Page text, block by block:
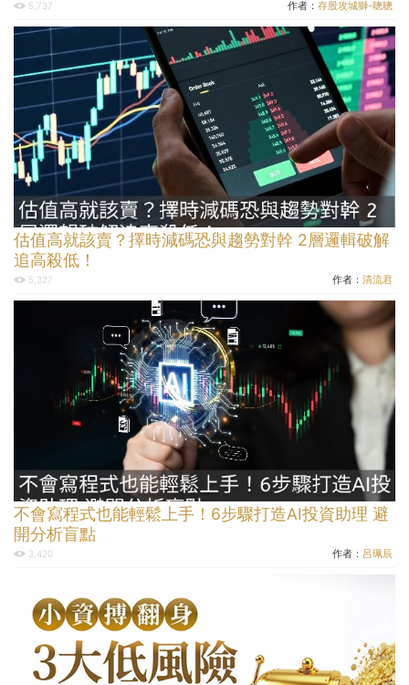
5,737 作者： 存股攻城獅-聰聰
估值高就該賣？擇時減碼恐與趨勢對幹 2層邏輯破解
追高殺低！
5,327 作者： 清流君
不會寫程式也能輕鬆上手！6步驟打造AI投資助理 避
開分析盲點
3,420 作者： 呂珮辰